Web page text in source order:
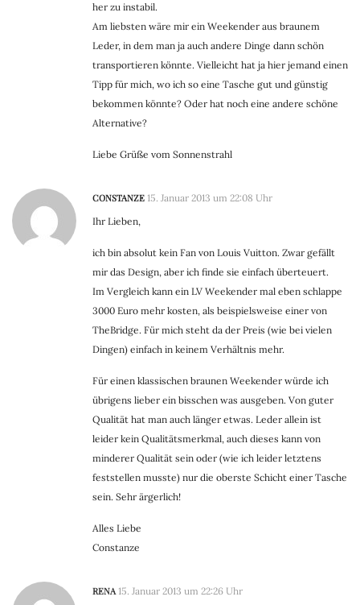
her zu instabil.
Am liebsten wäre mir ein Weekender aus braunem
Leder, in dem man ja auch andere Dinge dann schön
transportieren könnte. Vielleicht hat ja hier jemand einen
Tipp für mich, wo ich so eine Tasche gut und günstig
bekommen könnte? Oder hat noch eine andere schöne
Alternative?
Liebe Grüße vom Sonnenstrahl
CONSTANZE 15. Januar 2013 um 22:08 Uhr
Ihr Lieben,
ich bin absolut kein Fan von Louis Vuitton. Zwar gefällt
mir das Design, aber ich finde sie einfach überteuert.
Im Vergleich kann ein LV Weekender mal eben schlappe
3000 Euro mehr kosten, als beispielsweise einer von
TheBridge. Für mich steht da der Preis (wie bei vielen
Dingen) einfach in keinem Verhältnis mehr.
Für einen klassischen braunen Weekender würde ich
übrigens lieber ein bisschen was ausgeben. Von guter
Qualität hat man auch länger etwas. Leder allein ist
leider kein Qualitätsmerkmal, auch dieses kann von
minderer Qualität sein oder (wie ich leider letztens
feststellen musste) nur die oberste Schicht einer Tasche
sein. Sehr ärgerlich!
Alles Liebe
Constanze
RENA 15. Januar 2013 um 22:26 Uhr